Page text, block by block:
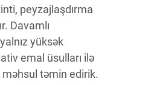
peyzajlaşdırma
Davamlı
yüksək
emal üsulları ilə
təmin edirik.